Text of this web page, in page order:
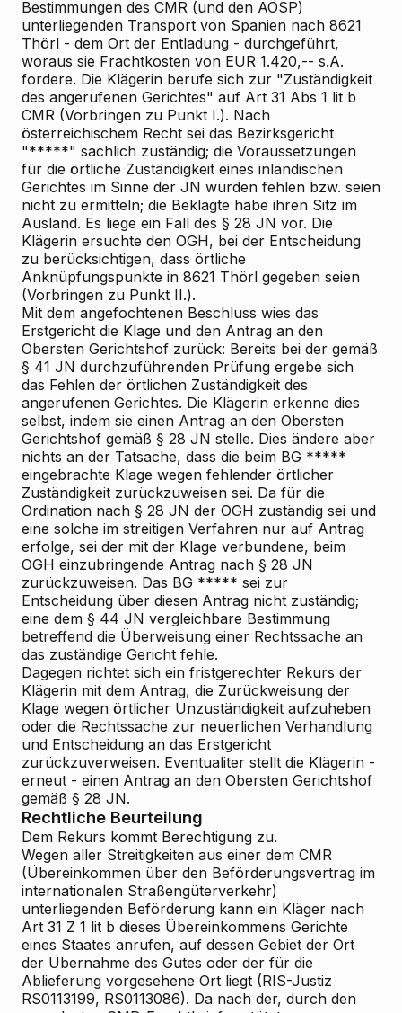
Bestimmungen des CMR (und den AÖSP)
unterliegenden Transport von Spanien nach 8621
Thörl - dem Ort der Entladung - durchgeführt,
woraus sie Frachtkosten von EUR 1.420,-- s.A.
fordere. Die Klägerin berufe sich zur "Zuständigkeit
des angerufenen Gerichtes" auf Art 31 Abs 1 lit b
CMR (Vorbringen zu Punkt I.). Nach
österreichischem Recht sei das Bezirksgericht
"*****" sachlich zuständig; die Voraussetzungen
für die örtliche Zuständigkeit eines inländischen
Gerichtes im Sinne der JN würden fehlen bzw. seien
nicht zu ermitteln; die Beklagte habe ihren Sitz im
Ausland. Es liege ein Fall des § 28 JN vor. Die
Klägerin ersuchte den OGH, bei der Entscheidung
zu berücksichtigen, dass örtliche
Anknüpfungspunkte in 8621 Thörl gegeben seien
(Vorbringen zu Punkt II.).
Mit dem angefochtenen Beschluss wies das
Erstgericht die Klage und den Antrag an den
Obersten Gerichtshof zurück: Bereits bei der gemäß
§ 41 JN durchzuführenden Prüfung ergebe sich
das Fehlen der örtlichen Zuständigkeit des
angerufenen Gerichtes. Die Klägerin erkenne dies
selbst, indem sie einen Antrag an den Obersten
Gerichtshof gemäß § 28 JN stelle. Dies ändere aber
nichts an der Tatsache, dass die beim BG *****
eingebrachte Klage wegen fehlender örtlicher
Zuständigkeit zurückzuweisen sei. Da für die
Ordination nach § 28 JN der OGH zuständig sei und
eine solche im streitigen Verfahren nur auf Antrag
erfolge, sei der mit der Klage verbundene, beim
OGH einzubringende Antrag nach § 28 JN
zurückzuweisen. Das BG ***** sei zur
Entscheidung über diesen Antrag nicht zuständig;
eine dem § 44 JN vergleichbare Bestimmung
betreffend die Überweisung einer Rechtssache an
das zuständige Gericht fehle.
Dagegen richtet sich ein fristgerechter Rekurs der
Klägerin mit dem Antrag, die Zurückweisung der
Klage wegen örtlicher Unzuständigkeit aufzuheben
oder die Rechtssache zur neuerlichen Verhandlung
und Entscheidung an das Erstgericht
zurückzuverweisen. Eventualiter stellt die Klägerin -
erneut - einen Antrag an den Obersten Gerichtshof
gemäß § 28 JN.
Rechtliche Beurteilung
Dem Rekurs kommt Berechtigung zu.
Wegen aller Streitigkeiten aus einer dem CMR
(Übereinkommen über den Beförderungsvertrag im
internationalen Straßengüterverkehr)
unterliegenden Beförderung kann ein Kläger nach
Art 31 Z 1 lit b dieses Übereinkommens Gerichte
eines Staates anrufen, auf dessen Gebiet der Ort
der Übernahme des Gutes oder der für die
Ablieferung vorgesehene Ort liegt (RIS-Justiz
RS0113199, RS0113086). Da nach der, durch den